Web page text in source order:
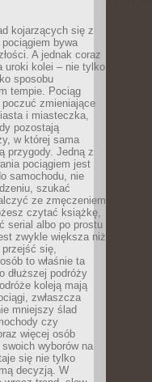
kojarzących się z
bywa
A jednak coraz
uroki kolei – nie tylko
sposobu
tempie. Pociąg
zmieniające
i miasteczka,
pozostają
w której sama
przygody. Jedną z
pociągiem jest
samochodu, nie
szukać
ze zmęczeniem
czytać książkę,
serial albo po prostu
zwykle większa niż
się,
to właśnie ta
dłuższej podróży
koleją mają
zwłaszcza
mniejszy ślad
czy
więcej osób
wyborów na
się nie tylko
decyzją. W